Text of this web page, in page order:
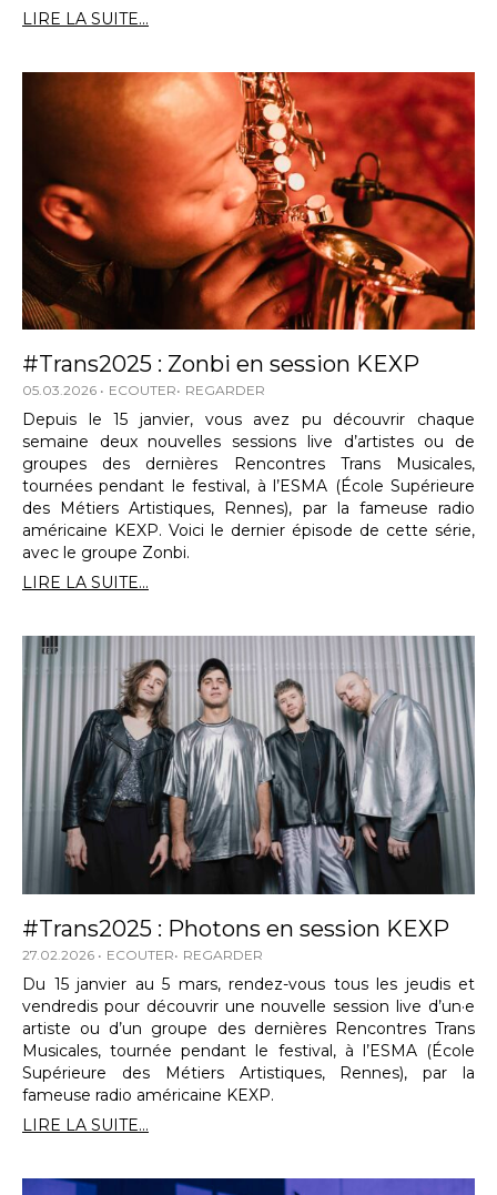
LIRE LA SUITE...
#Trans2025 : Zonbi en session KEXP
05.03.2026 ECOUTER REGARDER
Depuis le 15 janvier, vous avez pu découvrir chaque
semaine deux nouvelles sessions live d’artistes ou de
groupes des dernières Rencontres Trans Musicales,
tournées pendant le festival, à l’ESMA (École Supérieure
des Métiers Artistiques, Rennes), par la fameuse radio
américaine KEXP. Voici le dernier épisode de cette série,
avec le groupe Zonbi.
LIRE LA SUITE...
#Trans2025 : Photons en session KEXP
27.02.2026 ECOUTER REGARDER
Du 15 janvier au 5 mars, rendez-vous tous les jeudis et
vendredis pour découvrir une nouvelle session live d’un·e
artiste ou d’un groupe des dernières Rencontres Trans
Musicales, tournée pendant le festival, à l’ESMA (École
Supérieure des Métiers Artistiques, Rennes), par la
fameuse radio américaine KEXP.
LIRE LA SUITE...